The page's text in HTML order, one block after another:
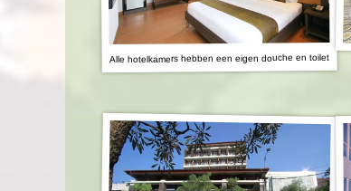
Alle hotelkamers hebben een eigen douche en toilet